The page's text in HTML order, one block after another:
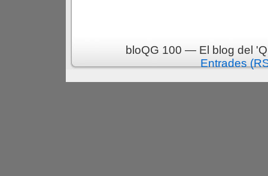
bloQG 100 — El blog del
Entrades